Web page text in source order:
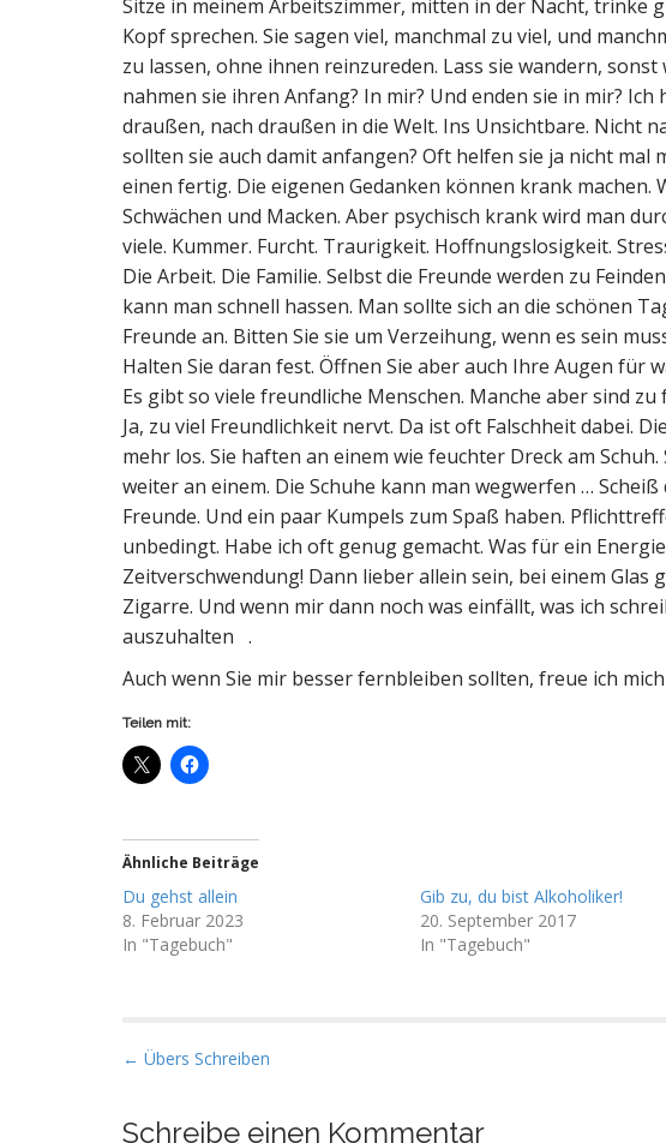
Sitze in meinem Arbeitszimmer, mitten in der Nacht, trinke
Kopf sprechen. Sie sagen viel, manchmal zu viel, und
zu lassen, ohne ihnen reinzureden. Lass sie wandern, sonst
nahmen sie ihren Anfang? In mir? Und enden sie in mir? Ich
draußen, nach draußen in die Welt. Ins Unsichtbare. Nicht
sollten sie auch damit anfangen? Oft helfen sie ja nicht mal
einen fertig. Die eigenen Gedanken können krank machen.
Schwächen und Macken. Aber psychisch krank wird man
viele. Kummer. Furcht. Traurigkeit. Hoffnungslosigkeit.
Die Arbeit. Die Familie. Selbst die Freunde werden zu
kann man schnell hassen. Man sollte sich an die schönen
Freunde an. Bitten Sie sie um Verzeihung, wenn es sein
Halten Sie daran fest. Öffnen Sie aber auch Ihre Augen für
Es gibt so viele freundliche Menschen. Manche aber sind
Ja, zu viel Freundlichkeit nervt. Da ist oft Falschheit dabei.
mehr los. Sie haften an einem wie feuchter Dreck am
weiter an einem. Die Schuhe kann man wegwerfen …
Freunde. Und ein paar Kumpels zum Spaß haben.
unbedingt. Habe ich oft genug gemacht. Was für ein
Zeitverschwendung! Dann lieber allein sein, bei einem
Zigarre. Und wenn mir dann noch was einfällt, was ich
auszuhalten .
Auch wenn Sie mir besser fernbleiben sollten, freue ich
Teilen mit:
Ähnliche Beiträge
Du gehst allein
8. Februar 2023
In "Tagebuch"
Gib zu, du bist Alkoholiker!
20. September 2017
In "Tagebuch"
P
s
← Übers Schreiben
Schreibe einen Kommentar